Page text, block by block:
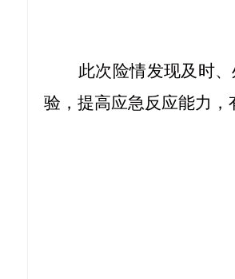
此次险情发现及时
验，提高应急反应能力